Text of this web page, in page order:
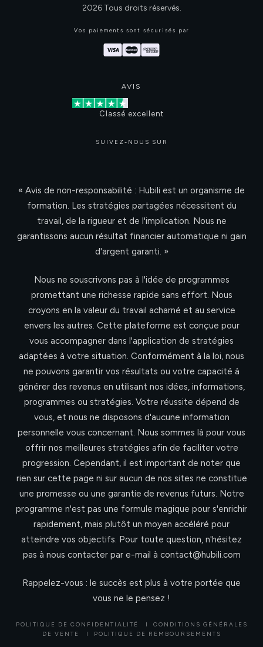
2026Tous droits réservés.
Vos paiements sont sécurisés par
AVIS
Classé excellent
SUIVEZ-NOUS SUR
« Avis de non-responsabilité : Hubili est un organisme de
formation. Les stratégies partagées nécessitent du
travail, de la rigueur et de l'implication. Nous ne
garantissons aucun résultat financier automatique ni gain
d'argent garanti. »
Nous ne souscrivons pas à l'idée de programmes
promettant une richesse rapide sans effort. Nous
croyons en la valeur du travail acharné et au service
envers les autres. Cette plateforme est conçue pour
vous accompagner dans l'application de stratégies
adaptées à votre situation. Conformément à la loi, nous
ne pouvons garantir vos résultats ou votre capacité à
générer des revenus en utilisant nos idées, informations,
programmes ou stratégies. Votre réussite dépend de
vous, et nous ne disposons d'aucune information
personnelle vous concernant. Nous sommes là pour vous
offrir nos meilleures stratégies afin de faciliter votre
progression. Cependant, il est important de noter que
rien sur cette page ni sur aucun de nos sites ne constitue
une promesse ou une garantie de revenus futurs. Notre
programme n'est pas une formule magique pour s'enrichir
rapidement, mais plutôt un moyen accéléré pour
atteindre vos objectifs. Pour toute question, n'hésitez
pas à nous contacter par e-mail à contact@hubili.com
Rappelez-vous : le succès est plus à votre portée que
vous ne le pensez !
POLITIQUE DE CONFIDENTIALITÉ I CONDITIONS GÉNÉRALES
DE VENTE
I POLITIQUE DE REMBOURSEMENTS